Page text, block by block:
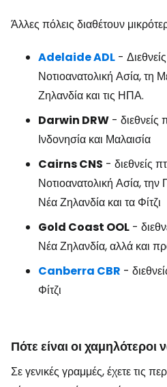
Άλλες πόλεις διαθέτουν
Adelaide ADL -
Νοτιοανατολική Ασία, τη
Ζηλανδία και τις ΗΠΑ.
Darwin DRW - διεθνείς
Ινδονησία και Μαλαισία
Cairns CNS - διεθνείς
Νοτιοανατολική Ασία,
Νέα Ζηλανδία και τα Φίτζι
Gold Coast OOL -
Νέα Ζηλανδία, αλλά και
Canberra CBR -
Φίτζι
Πότε είναι οι χαμηλότεροι
Σε γενικές γραμμές, έχετε τις